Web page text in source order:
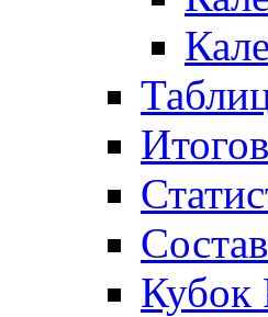
Кубок